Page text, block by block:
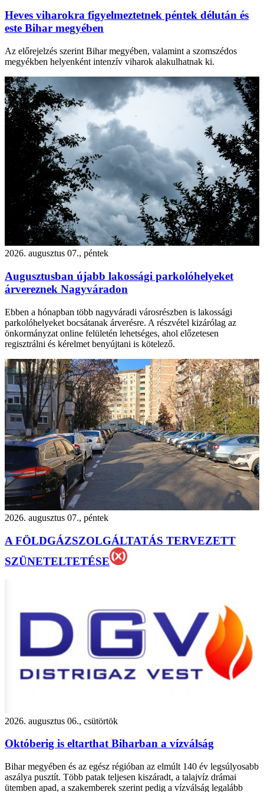
Heves viharokra figyelmeztetnek péntek délután és
este Bihar megyében
Az előrejelzés szerint Bihar megyében, valamint a szomszédos
megyékben helyenként intenzív viharok alakulhatnak ki.
2026. augusztus 07., péntek
Augusztusban újabb lakossági parkolóhelyeket
árvereznek Nagyváradon
Ebben a hónapban több nagyváradi városrészben is lakossági
parkolóhelyeket bocsátanak árverésre. A részvétel kizárólag az
önkormányzat online felületén lehetséges, ahol előzetesen
regisztrálni és kérelmet benyújtani is kötelező.
2026. augusztus 07., péntek
A FÖLDGÁZSZOLGÁLTATÁS TERVEZETT
SZÜNETELTETÉSE
2026. augusztus 06., csütörtök
Októberig is eltarthat Biharban a vízválság
Bihar megyében és az egész régióban az elmúlt 140 év legsúlyosabb
aszálya pusztít. Több patak teljesen kiszáradt, a talajvíz drámai
ütemben apad, a szakemberek szerint pedig a vízválság legalább